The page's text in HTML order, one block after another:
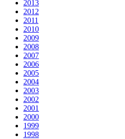
2013
2012
2011
2010
2009
2008
2007
2006
2005
2004
2003
2002
2001
2000
1999
1998